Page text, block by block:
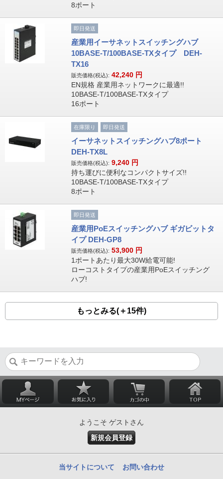
8ポート
即日発送
産業用イーサネットスイッチングハブ
10BASE-T/100BASE-TXタイプ DEH-
TX16
販売価格(税込): 42,240 円
EN規格 産業用ネットワークに最適!!
10BASE-T/100BASE-TXタイプ
16ポート
在庫限り 即日発送
イーサネットスイッチングハブ8ポート
DEH-TX8L
販売価格(税込): 9,240 円
持ち運びに便利なコンパクトサイズ!!
10BASE-T/100BASE-TXタイプ
8ポート
即日発送
産業用PoEスイッチングハブ ギガビットタ
イプ DEH-GP8
販売価格(税込): 53,900 円
1ポートあたり最大30W給電可能!
ローコストタイプの産業用PoEスイッチング
ハブ!
もっとみる(＋15件)
ようこそ ゲストさん
新規会員登録
当サイトについて お問い合わせ